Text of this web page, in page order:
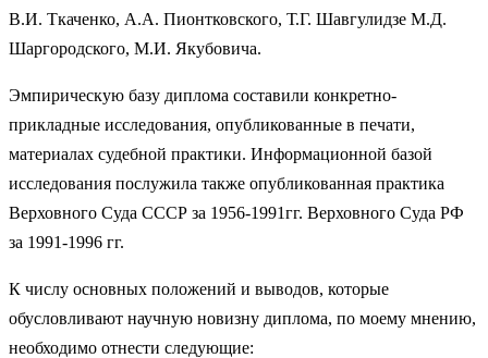
В.И. Ткаченко, А.А. Пионтковского, Т.Г. Шавгулидзе М.Д.
Шаргородского, М.И. Якубовича.
Эмпирическую базу диплома составили конкретно-
прикладные исследования, опубликованные в печати,
материалах судебной практики. Информационной базой
исследования послужила также опубликованная практика
Верховного Суда СССР за 1956-1991гг. Верховного Суда РФ
за 1991-1996 гг.
К числу основных положений и выводов, которые
обусловливают научную новизну диплома, по моему мнению,
необходимо отнести следующие: